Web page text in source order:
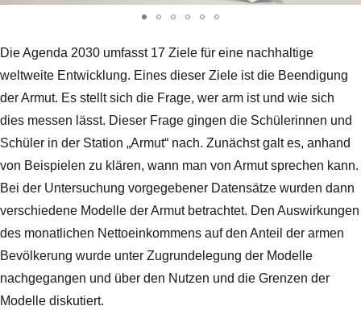
Die Agenda 2030 umfasst 17 Ziele für eine nachhaltige
weltweite Entwicklung. Eines dieser Ziele ist die Beendigung
der Armut. Es stellt sich die Frage, wer arm ist und wie sich
dies messen lässt. Dieser Frage gingen die Schülerinnen und
Schüler in der Station „Armut“ nach. Zunächst galt es, anhand
von Beispielen zu klären, wann man von Armut sprechen kann.
Bei der Untersuchung vorgegebener Datensätze wurden dann
verschiedene Modelle der Armut betrachtet. Den Auswirkungen
des monatlichen Nettoeinkommens auf den Anteil der armen
Bevölkerung wurde unter Zugrundelegung der Modelle
nachgegangen und über den Nutzen und die Grenzen der
Modelle diskutiert.